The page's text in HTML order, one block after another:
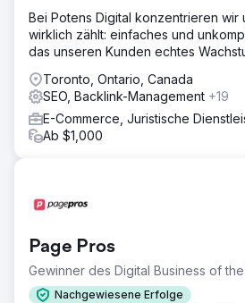
Bei Potens Digital konzentrieren wir
wirklich zählt: einfaches und
das unseren Kunden echtes
Toronto, Ontario, Canada
SEO, Backlink-Management +19
E-Commerce, Juristische
Ab $1,000
Page Pros
Gewinner des Digital Business of
Nachgewiesene Erfolge